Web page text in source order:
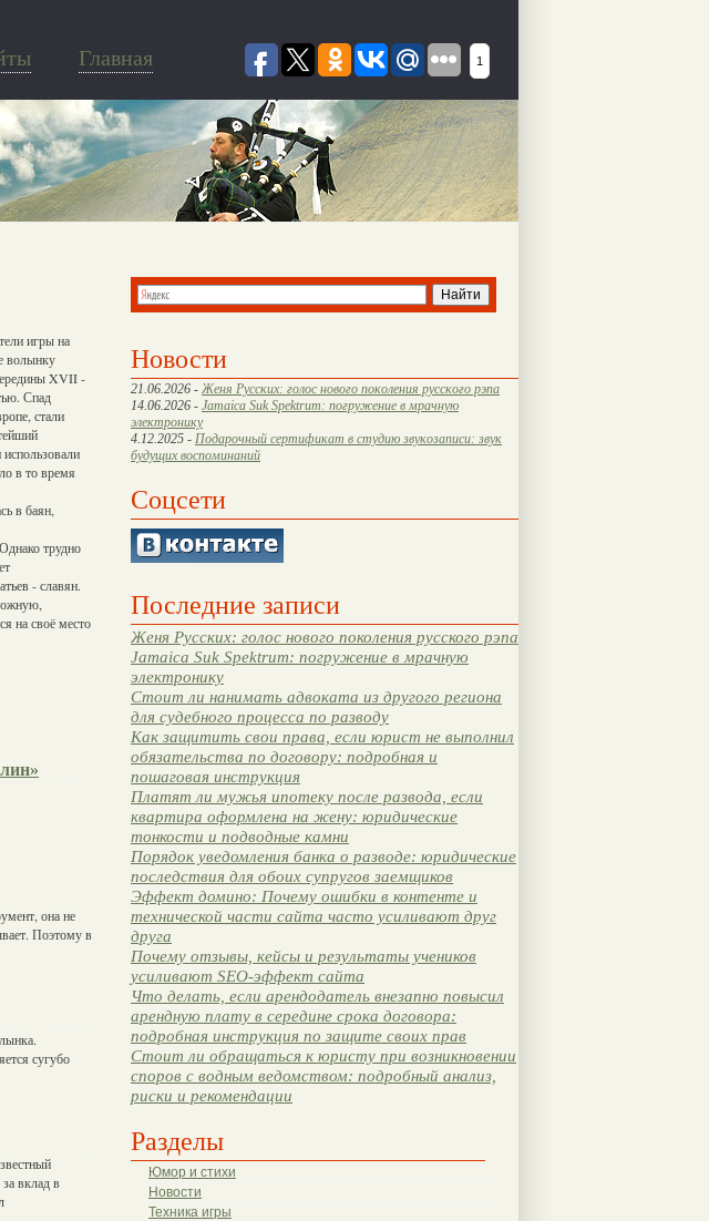
Главная 1
Новости
21.06.2026 - Женя Русских: голос нового поколения русского рэпа
14.06.2026 - Jamaica Suk Spektrum: погружение в мрачную
электронику
4.12.2025 - Подарочный сертификат в студию звукозаписи: звук
будущих воспоминаний
Соцсети
Последние записи
Женя Русских: голос нового поколения русского рэпа
Jamaica Suk Spektrum: погружение в мрачную
электронику
Стоит ли нанимать адвоката из другого региона
для судебного процесса по разводу
Как защитить свои права, если юрист не выполнил
обязательства по договору: подробная и
пошаговая инструкция
Платят ли мужья ипотеку после развода, если
квартира оформлена на жену: юридические
тонкости и подводные камни
Порядок уведомления банка о разводе: юридические
последствия для обоих супругов заемщиков
Эффект домино: Почему ошибки в контенте и
технической части сайта часто усиливают друг
друга
Почему отзывы, кейсы и результаты учеников
усиливают SEO-эффект сайта
Что делать, если арендодатель внезапно повысил
арендную плату в середине срока договора:
подробная инструкция по защите своих прав
Стоит ли обращаться к юристу при возникновении
споров с водным ведомством: подробный анализ,
риски и рекомендации
Разделы
Юмор и стихи
Новости
Техника игры
игры на
волынку
XVII -
Спад
стали
в то время
в баян,
трудно
- славян.
на своё место
она не
Поэтому в
сугубо
вклад в